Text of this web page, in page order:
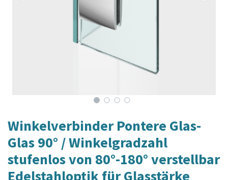
Winkelverbinder Pontere Glas-
Glas 90° / Winkelgradzahl
stufenlos von 80°-180° verstellbar
Edelstahloptik für Glasstärke